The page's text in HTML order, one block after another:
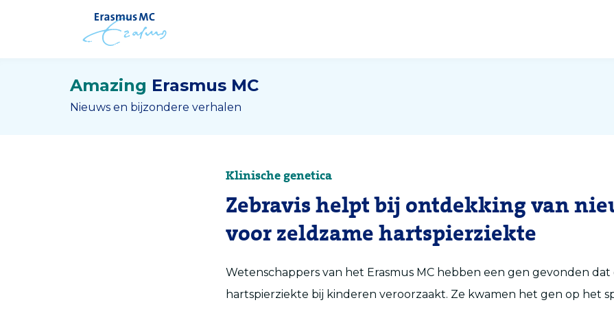
Amazing Erasmus MC
Nieuws en bijzondere verhalen
Klinische genetica
Zebravis helpt bij ontdekking van
voor zeldzame hartspierziekte
Wetenschappers van het Erasmus MC hebben een gen gevonden
hartspierziekte bij kinderen veroorzaakt. Ze kwamen het gen op het